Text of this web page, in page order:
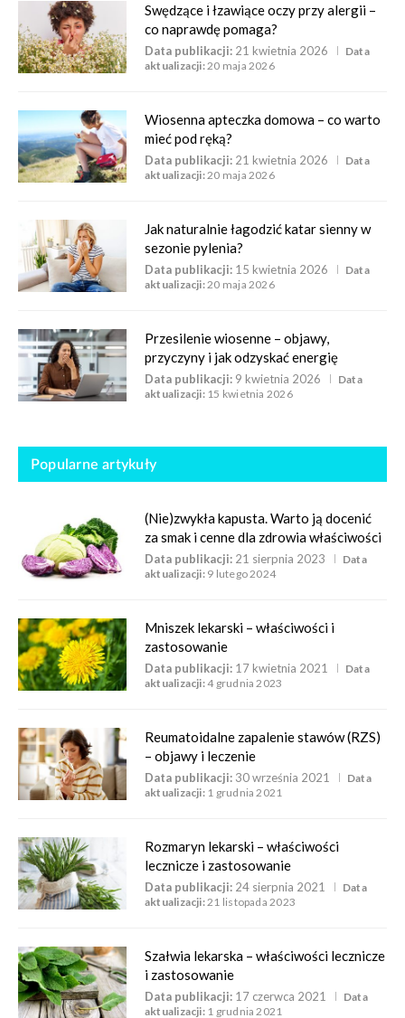
Swędzące i łzawiące oczy przy alergii –
co naprawdę pomaga?
Data publikacji: 21 kwietnia 2026
Data
aktualizacji: 20 maja 2026
Wiosenna apteczka domowa – co warto
mieć pod ręką?
Data publikacji: 21 kwietnia 2026
Data
aktualizacji: 20 maja 2026
Jak naturalnie łagodzić katar sienny w
sezonie pylenia?
Data publikacji: 15 kwietnia 2026
Data
aktualizacji: 20 maja 2026
Przesilenie wiosenne – objawy,
przyczyny i jak odzyskać energię
Data publikacji: 9 kwietnia 2026
Data
aktualizacji: 15 kwietnia 2026
Popularne artykuły
(Nie)zwykła kapusta. Warto ją docenić
za smak i cenne dla zdrowia właściwości
Data publikacji: 21 sierpnia 2023
Data
aktualizacji: 9 lutego 2024
Mniszek lekarski – właściwości i
zastosowanie
Data publikacji: 17 kwietnia 2021
Data
aktualizacji:4 grudnia 2023
Reumatoidalne zapalenie stawów (RZS)
– objawy i leczenie
Data publikacji: 30 września 2021
Data
aktualizacji: 1 grudnia 2021
Rozmaryn lekarski – właściwości
lecznicze i zastosowanie
Data publikacji: 24 sierpnia 2021
Data
aktualizacji: 21 listopada 2023
Szałwia lekarska – właściwości lecznicze
i zastosowanie
Data publikacji: 17 czerwca 2021
Data
aktualizacji: 1 grudnia 2021